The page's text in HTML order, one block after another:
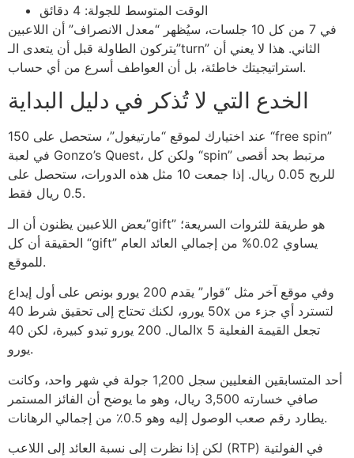
الوقت المتوسط للجولة: 4 دقائق
في 7 من كل 10 جلسات، سيُظهر “معدل الانصراف” أن اللاعبين
يتركون الطاولة قبل أن يتعدى الـ”turn” الثاني. هذا لا يعني أن
استراتيجيتك خاطئة، بل أن العواطف أسرع من أي حساب.
الخدع التي لا تُذكر في دليل البداية
عند اختيارك لموقع “مارتيغول”، ستحصل على 150 “free spin”
في لعبة Gonzo’s Quest، ولكن كل “spin” مرتبط بحد أقصى
للربح 0.05 ريال. إذا جمعت 10 مثل هذه الدورات، ستحصل على
0.5 ريال فقط.
بعض اللاعبين يظنون أن الـ”gift” هو طريقة للثروات السريعة؛
الحقيقة أن كل “gift” يساوي 0.02% من إجمالي العائد العام
للموقع.
وفي موقع آخر مثل “قوار” يقدم 200 يورو بونص على أول إيداع
50 يورو، لكنك تحتاج إلى تحقيق شرط 40x لتسترد أي جزء من
المال. 200 يورو تبدو كبيرة، لكن 40x تجعل القيمة الفعلية 5
يورو.
أحد المتسابقين الفعليين سجل 1,200 جولة في شهر واحد، وكانت
صافي خسارته 3,500 ريال، وهو ما يوضح أن الفائز المستمر
يطارد رقم صعب الوصول إليه وهو 0.5٪ من إجمالي الرهانات.
لكن إذا نظرت إلى نسبة العائد إلى اللاعب (RTP) في الفولتية